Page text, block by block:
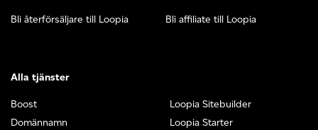
Bli återförsäljare till Loopia Bli affiliate till Loopia
Alla tjänster
Boost
Domännamn
Loopia Sitebuilder
Loopia Starter